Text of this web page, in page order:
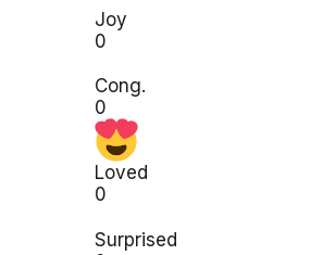
Joy
0
Cong.
0
Loved
0
Surprised